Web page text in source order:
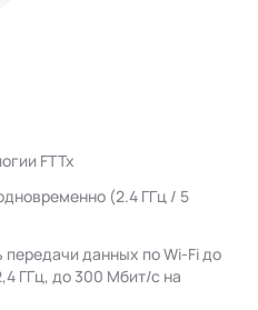
FTTx
(2.4 ГГц / 5
передачи данных по Wi-Fi до
ГГц, до 300 Мбит/с на